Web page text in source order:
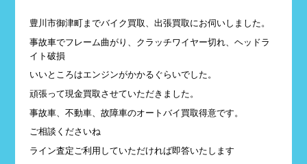
豊川市御津町までバイク買取、出張買取にお伺いしました。
事故車でフレーム曲がり、クラッチワイヤー切れ、ヘッドラ
イト破損
いいところはエンジンがかかるぐらいでした。
頑張って現金買取させていただきました。
事故車、不動車、故障車のオートバイ買取得意です。
ご相談くださいね
ライン査定ご利用していただければ即答いたします